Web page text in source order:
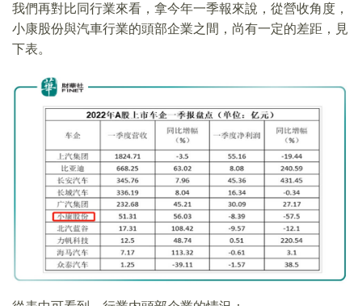
我們再對比同行業來看，拿今年一季報來說，從營收角度，
小康股份與汽車行業的頭部企業之間，尚有一定的差距，見
下表。